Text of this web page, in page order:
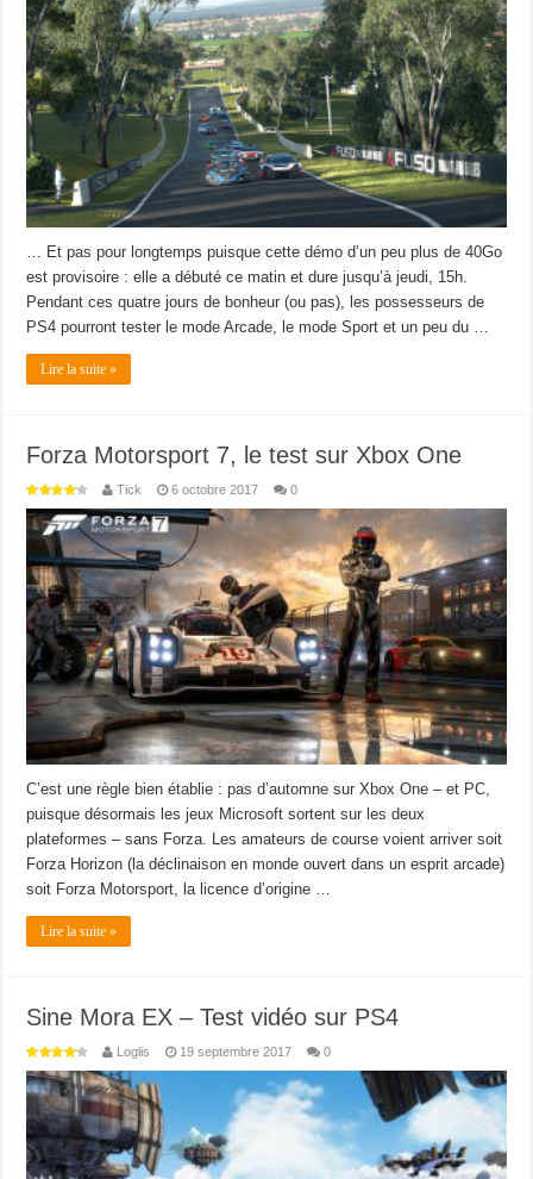
… Et pas pour longtemps puisque cette démo d’un peu plus de 40Go
est provisoire : elle a débuté ce matin et dure jusqu’à jeudi, 15h.
Pendant ces quatre jours de bonheur (ou pas), les possesseurs de
PS4 pourront tester le mode Arcade, le mode Sport et un peu du …
Lire la suite »
Forza Motorsport 7, le test sur Xbox One
Tick 6 octobre 2017 0
C’est une règle bien établie : pas d’automne sur Xbox One – et PC,
puisque désormais les jeux Microsoft sortent sur les deux
plateformes – sans Forza. Les amateurs de course voient arriver soit
Forza Horizon (la déclinaison en monde ouvert dans un esprit arcade)
soit Forza Motorsport, la licence d’origine …
Lire la suite »
Sine Mora EX – Test vidéo sur PS4
Loglis 19 septembre 2017 0